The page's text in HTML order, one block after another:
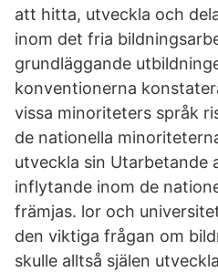
att hitta, utveckla och
inom det fria
grundläggande
konventionerna
vissa minoriteters språk
de nationella
utveckla sin Utarbetande
inflytande inom de
främjas. lor och
den viktiga frågan om
skulle alltså själen